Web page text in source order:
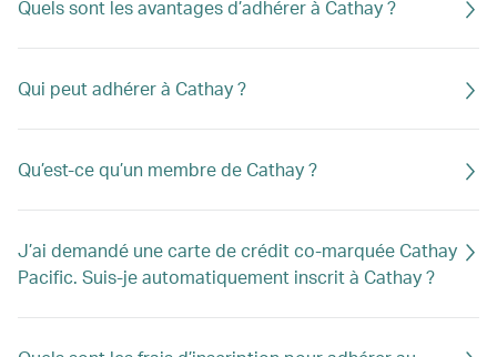
Quels sont les avantages d’adhérer à Cathay ?
Qui peut adhérer à Cathay ?
Qu’est-ce qu’un membre de Cathay ?
J’ai demandé une carte de crédit co-marquée Cathay
Pacific. Suis-je automatiquement inscrit à Cathay ?